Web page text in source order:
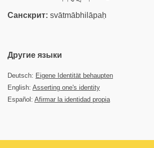
Санскрит: svātmābhilāpaḥ
Другие языки
Deutsch: Eigene Identität behaupten
English: Asserting one's identity
Español: Afirmar la identidad propia